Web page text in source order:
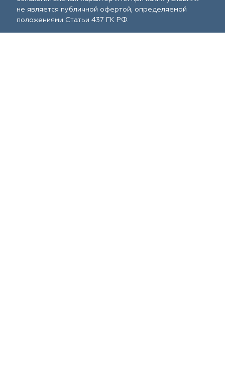
не является публичной офертой, определяемой
положениями Статьи 437 ГК РФ.